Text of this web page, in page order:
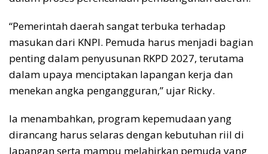
“Pemerintah daerah sangat terbuka terhadap
masukan dari KNPI. Pemuda harus menjadi bagian
penting dalam penyusunan RKPD 2027, terutama
dalam upaya menciptakan lapangan kerja dan
menekan angka pengangguran,” ujar Ricky.
Ia menambahkan, program kepemudaan yang
dirancang harus selaras dengan kebutuhan riil di
lapangan serta mampu melahirkan pemuda yang